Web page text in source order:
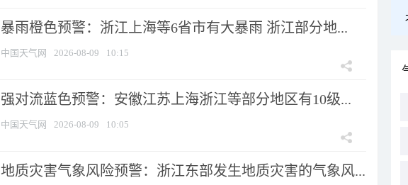
暴雨橙色预警：浙江上海等6省市有大暴雨 浙江部分地...
中国天气网 2026-08-09 10:15
强对流蓝色预警：安徽江苏上海浙江等部分地区有10级...
中国天气网 2026-08-09 10:05
地质灾害气象风险预警：浙江东部发生地质灾害的气象风...